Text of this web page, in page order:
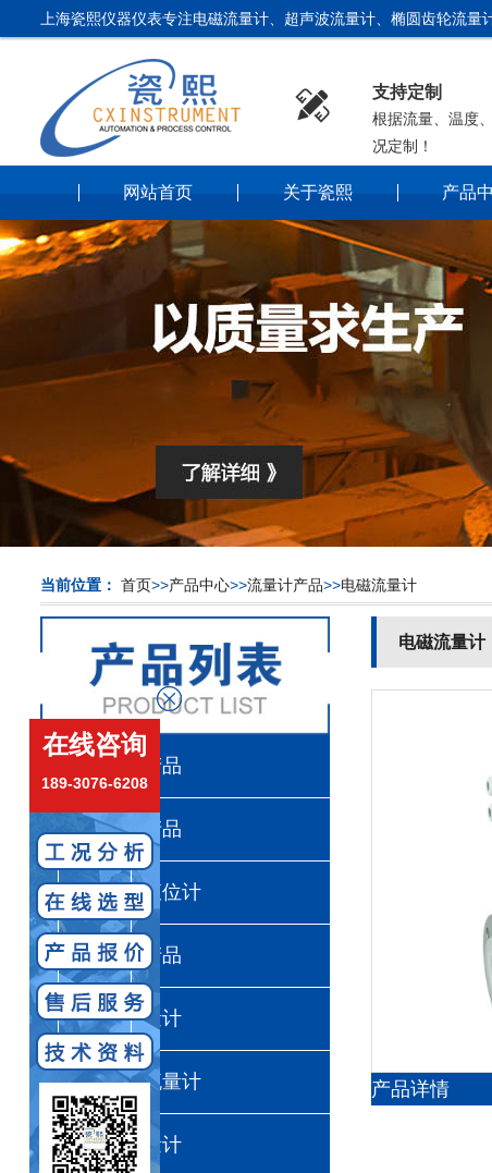
上海瓷熙仪器仪表专注电磁流量计、超声波流量计、椭圆齿轮流
 支持定制
根据流量、温度
况定制！
网站首页 关于瓷熙 产品
当前位置： 首页>>产品中心>>流量计产品>>电磁流量计
计量泵产品
真空计产品
超声波液位计
流量计产品
电磁流量计
超声波流量计
涡街流量计
电磁流量计
产品详情
在线咨询
189-3076-6208